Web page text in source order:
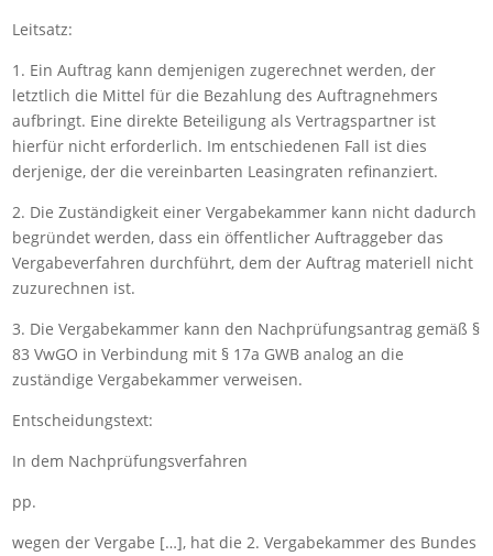
Leitsatz:
1. Ein Auftrag kann demjenigen zugerechnet werden, der
letztlich die Mittel für die Bezahlung des Auftragnehmers
aufbringt. Eine direkte Beteiligung als Vertragspartner ist
hierfür nicht erforderlich. Im entschiedenen Fall ist dies
derjenige, der die vereinbarten Leasingraten refinanziert.
2. Die Zuständigkeit einer Vergabekammer kann nicht dadurch
begründet werden, dass ein öffentlicher Auftraggeber das
Vergabeverfahren durchführt, dem der Auftrag materiell nicht
zuzurechnen ist.
3. Die Vergabekammer kann den Nachprüfungsantrag gemäß §
83 VwGO in Verbindung mit § 17a GWB analog an die
zuständige Vergabekammer verweisen.
Entscheidungstext:
In dem Nachprüfungsverfahren
pp.
wegen der Vergabe […], hat die 2. Vergabekammer des Bundes